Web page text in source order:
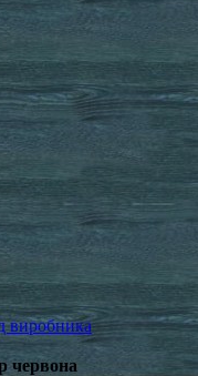
виробника
червона